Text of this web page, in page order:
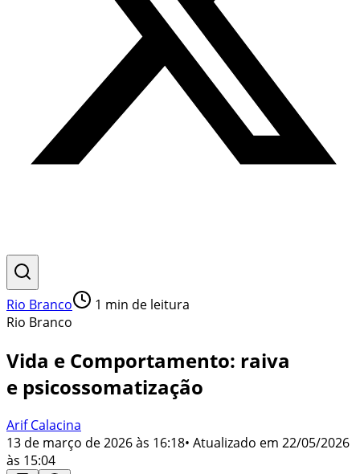
Rio Branco 1 min de leitura
Rio Branco
Vida e Comportamento: raiva
e psicossomatização
Arif Calacina
13 de março de 2026 às 16:18• Atualizado em 22/05/2026
às 15:04